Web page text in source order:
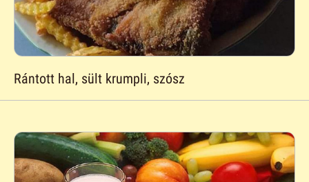
Rántott hal, sült krumpli, szósz